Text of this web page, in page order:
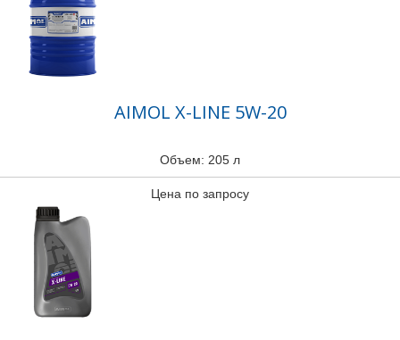
AIMOL X-LINE 5W-20
Объем: 205 л
Цена по запросу